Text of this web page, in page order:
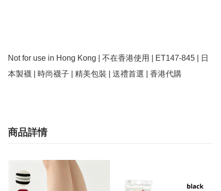
Not for use in Hong Kong | 不在香港使用 | ET147-845 | 日
本製襪 | 時尚襪子 | 精美包裝 | 送禮首選 | 香港代購
商品詳情